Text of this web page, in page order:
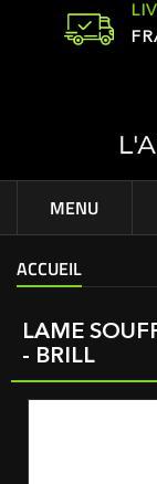
MENU
ACCUEIL
LAME
- BRILL